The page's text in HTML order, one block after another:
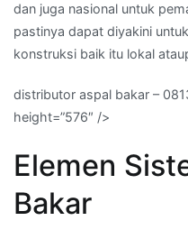
dan juga nasional untuk
pastinya dapat diyakini
konstruksi baik itu lokal
distributor aspal bakar –
height=”576″ />
Elemen
Bakar